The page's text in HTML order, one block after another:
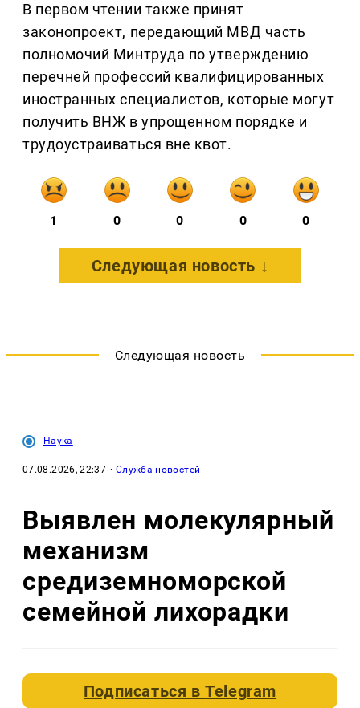
В первом чтении также принят
законопроект, передающий МВД часть
полномочий Минтруда по утверждению
перечней профессий квалифицированных
иностранных специалистов, которые могут
получить ВНЖ в упрощенном порядке и
трудоустраиваться вне квот.
1 0 0 0 0
Следующая новость ↓
Следующая новость
Наука
07.08.2026, 22:37 · Служба новостей
Выявлен молекулярный
механизм
средиземноморской
семейной лихорадки
Подписаться вTelegram